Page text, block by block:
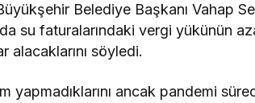
Belediye Başkanı Vahap
su faturalarındaki vergi yükünün
alacaklarını söyledi.
yapmadıklarını ancak pandemi